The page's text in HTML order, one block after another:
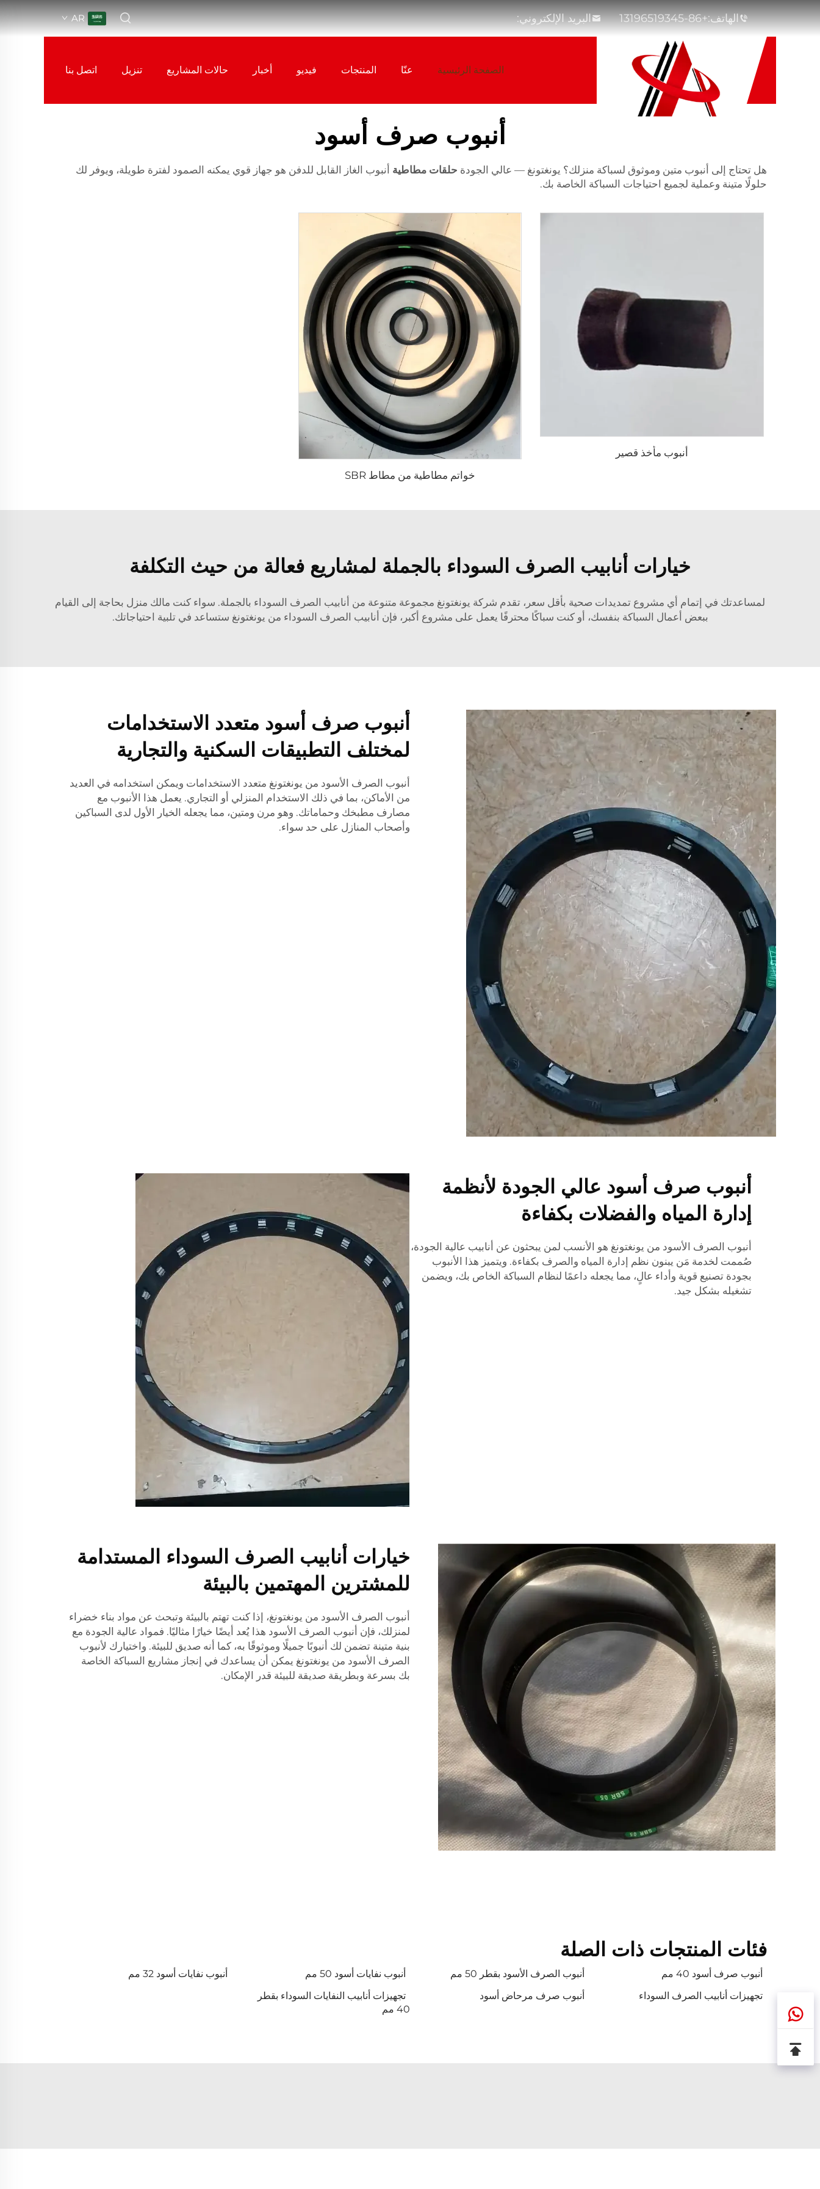
الهاتف:+86-13196519345 البريد الإلكتروني: AR
الصفحة الرئيسية عنّا المنتجات فيديو أخبار حالات المشاريع تنزيل اتصل بنا
أنبوب صرف أسود
هل تحتاج إلى أنبوب متين وموثوق لسباكة منزلك؟ يونغتونغ — عالي الجودة حلقات مطاطية أنبوب الغاز القابل للدفن هو جهاز قوي يمكنه الصمود لفترة طويلة، ويوفر لك
حلولًا متينة وعملية لجميع احتياجات السباكة الخاصة بك.
أنبوب مأخذ قصير
خواتم مطاطية من مطاط SBR
خيارات أنابيب الصرف السوداء بالجملة لمشاريع فعالة من حيث التكلفة
لمساعدتك في إتمام أي مشروع تمديدات صحية بأقل سعر، تقدم شركة يونغتونغ مجموعة متنوعة من أنابيب الصرف السوداء بالجملة. سواء كنت مالك منزل بحاجة إلى القيام
ببعض أعمال السباكة بنفسك، أو كنت سباكًا محترفًا يعمل على مشروع أكبر، فإن أنابيب الصرف السوداء من يونغتونغ ستساعد في تلبية احتياجاتك.
أنبوب صرف أسود متعدد الاستخدامات
لمختلف التطبيقات السكنية والتجارية
أنبوب الصرف الأسود من يونغتونغ متعدد الاستخدامات ويمكن استخدامه في العديد
من الأماكن، بما في ذلك الاستخدام المنزلي أو التجاري. يعمل هذا الأنبوب مع
مصارف مطبخك وحماماتك. وهو مرن ومتين، مما يجعله الخيار الأول لدى السباكين
وأصحاب المنازل على حد سواء.
أنبوب صرف أسود عالي الجودة لأنظمة
إدارة المياه والفضلات بكفاءة
أنبوب الصرف الأسود من يونغتونغ هو الأنسب لمن يبحثون عن أنابيب عالية الجودة،
صُممت لخدمة مَن يبنون نظم إدارة المياه والصرف بكفاءة. ويتميز هذا الأنبوب
بجودة تصنيع قوية وأداء عالٍ، مما يجعله داعمًا لنظام السباكة الخاص بك، ويضمن
تشغيله بشكل جيد.
خيارات أنابيب الصرف السوداء المستدامة
للمشترين المهتمين بالبيئة
أنبوب الصرف الأسود من يونغتونغ، إذا كنت تهتم بالبيئة وتبحث عن مواد بناء خضراء
لمنزلك، فإن أنبوب الصرف الأسود هذا يُعد أيضًا خيارًا مثاليًا. فمواد عالية الجودة مع
بنية متينة تضمن لك أنبوبًا جميلًا وموثوقًا به، كما أنه صديق للبيئة. واختيارك لأنبوب
الصرف الأسود من يونغتونغ يمكن أن يساعدك في إنجاز مشاريع السباكة الخاصة
بك بسرعة وبطريقة صديقة للبيئة قدر الإمكان.
فئات المنتجات ذات الصلة
أنبوب صرف أسود 40 مم أنبوب الصرف الأسود بقطر 50 مم أنبوب نفايات أسود 50 مم
أنبوب نفايات أسود 32 مم
تجهيزات أنابيب الصرف السوداء
أنبوب صرف مرحاض أسود
تجهيزات أنابيب النفايات السوداء بقطر
40 مم